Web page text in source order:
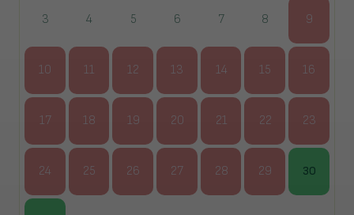
3 4 5 6 7 8 9
10 11 12 13 14 15 16
17 18 19 20 21 22 23
24 25 26 27 28 29 30